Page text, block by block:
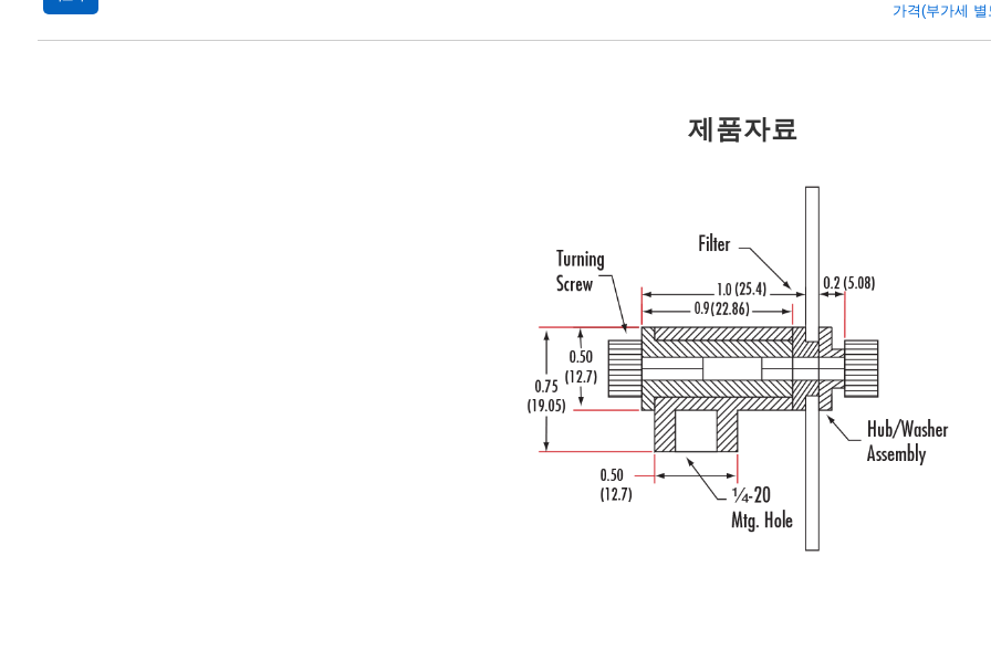
가격(부가세
제품자료